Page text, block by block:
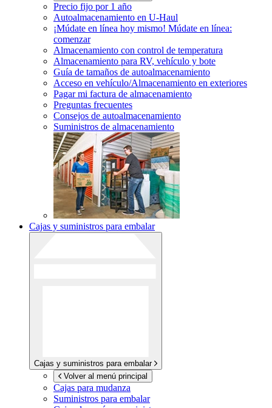
Precio fijo por 1 año
Autoalmacenamiento en U-Haul
¡Múdate en línea hoy mismo! Múdate en línea:
comenzar
Almacenamiento con control de temperatura
Almacenamiento para RV, vehículo y bote
Guía de tamaños de autoalmacenamiento
Acceso en vehículo/Almacenamiento en exteriores
Pagar mi factura de almacenamiento
Preguntas frecuentes
Consejos de autoalmacenamiento
Suministros de almacenamiento
Cajas y suministros para embalar
Cajas y suministros para embalar
Volver al menú principal
Cajas para mudanza
Suministros para embalar